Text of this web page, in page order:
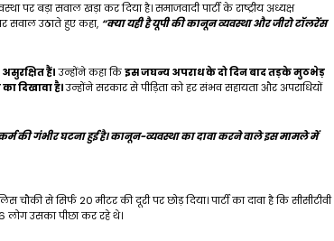
बड़ा सवाल खड़ा कर दिया है। समाजवादी पार्टी के राष्ट्रीय अध्यक्ष
सवाल उठाते हुए कहा, “क्या यही है यूपी की कानून व्यवस्था और जीरो टॉलरेंस
हैं।उन्होंने कहा किइस जघन्य अपराध के दो दिन बाद तड़के मुठभेड़
दिखावा है।उन्होंने सरकार से पीड़िता को हर संभव सहायता और अपराधियों
की गंभीर घटना हुई है। कानून-व्यवस्था का दावा करने वाले इस मामले में
से सिर्फ 20 मीटर की दूरी पर छोड़ दिया। पार्टी का दावा है कि सीसीटीवी
उसका पीछा कर रहे थे।